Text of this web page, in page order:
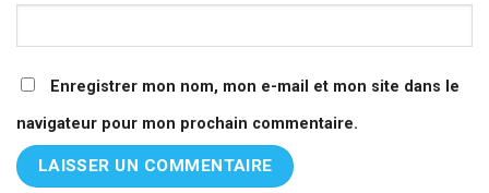
Enregistrer mon nom, mon e-mail et mon site dans le
navigateur pour mon prochain commentaire.